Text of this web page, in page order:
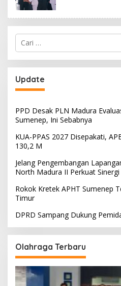
Cari
untuk:
Update
PPD Desak PLN Madura
Sumenep, Ini Sebabnya
KUA-PPAS 2027 Disepakati,
130,2 M
Jelang Pengembangan
North Madura II Perkuat
Rokok Kretek APHT Sumenep
Timur
DPRD Sampang Dukung
Olahraga Terbaru